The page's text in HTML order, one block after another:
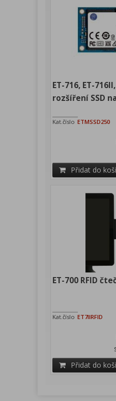
ET-716, ET-
rozšíření SSD
Kat.číslo ETMSSD250
Přidat do
ET-700 RFID
Kat.číslo ET7IIRFID
Přidat do